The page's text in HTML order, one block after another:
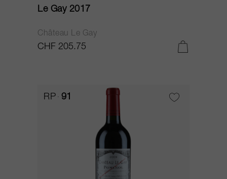
Le Gay 2017
Château Le Gay
CHF 205.75
RP 91